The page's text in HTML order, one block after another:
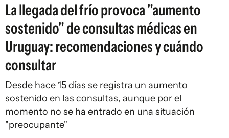
La llegada del frío provoca "aumento
sostenido" de consultas médicas en
Uruguay: recomendaciones y cuándo
consultar
Desde hace 15 días se registra un aumento
sostenido en las consultas, aunque por el
momento no se ha entrado en una situación
"preocupante"